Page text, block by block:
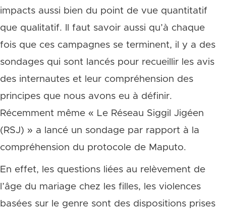
impacts aussi bien du point de vue quantitatif
que qualitatif. Il faut savoir aussi qu’à chaque
fois que ces campagnes se terminent, il y a des
sondages qui sont lancés pour recueillir les avis
des internautes et leur compréhension des
principes que nous avons eu à définir.
Récemment même « Le Réseau Siggil Jigéen
(RSJ) » a lancé un sondage par rapport à la
compréhension du protocole de Maputo.
En effet, les questions liées au relèvement de
l’âge du mariage chez les filles, les violences
basées sur le genre sont des dispositions prises